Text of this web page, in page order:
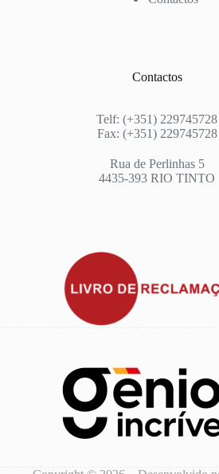
Contactos
Telf: (+351) 229745728
Fax: (+351) 229745728
Rua de Perlinhas 5
4435-393 RIO TINTO